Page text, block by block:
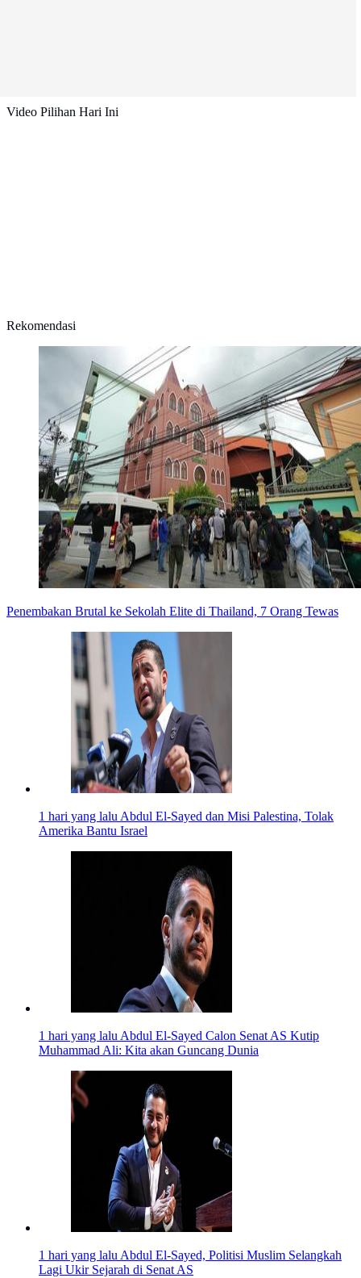
Video Pilihan Hari Ini
Rekomendasi
Penembakan Brutal ke Sekolah Elite di Thailand, 7 Orang Tewas
1 hari yang lalu Abdul El-Sayed dan Misi Palestina, Tolak
Amerika Bantu Israel
1 hari yang lalu Abdul El-Sayed Calon Senat AS Kutip
Muhammad Ali: Kita akan Guncang Dunia
1 hari yang lalu Abdul El-Sayed, Politisi Muslim Selangkah
Lagi Ukir Sejarah di Senat AS